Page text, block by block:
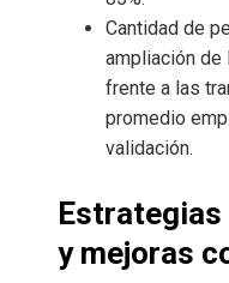
Cantidad de
ampliación de
frente a las
promedio
validación.
y mejoras